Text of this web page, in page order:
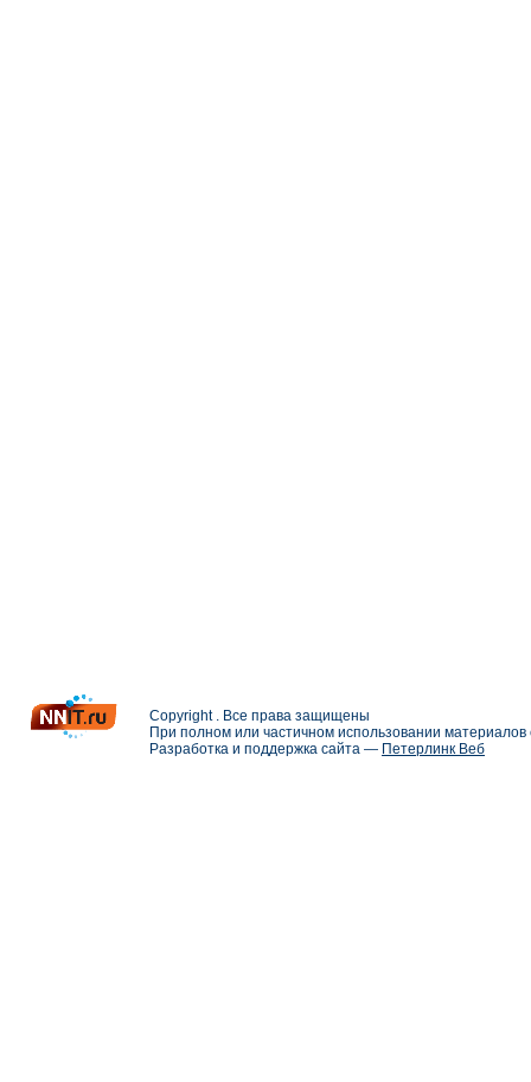
Copyright . Все права защищены
При полном или частичном использовании
Разработка и поддержка сайта — Петерлинк Веб